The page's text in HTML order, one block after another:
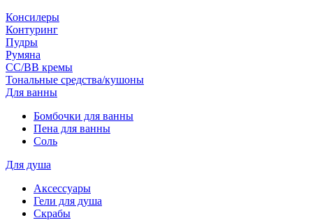
Консилеры
Контуринг
Пудры
Румяна
СС/ВВ кремы
Тональные средства/кушоны
Для ванны
Бомбочки для ванны
Пена для ванны
Соль
Для душа
Аксессуары
Гели для душа
Скрабы